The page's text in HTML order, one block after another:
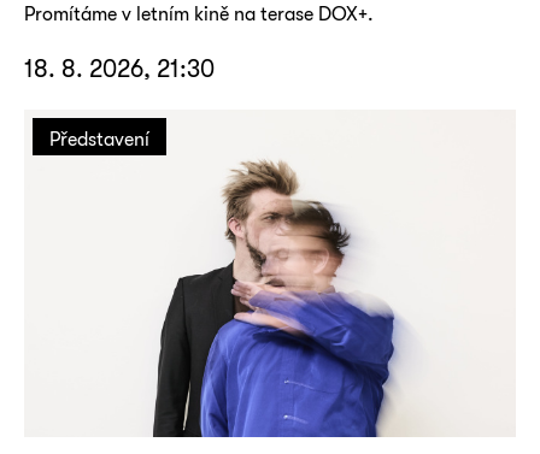
Promítáme v letním kině na terase DOX+.
18. 8. 2026, 21:30
Představení